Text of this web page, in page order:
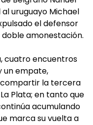
uruguayo Michael
el defensor
amonestación.
cuatro encuentros
un empate,
compartir la tercera
Plata; en tanto que
acumulando
marca su vuelta a